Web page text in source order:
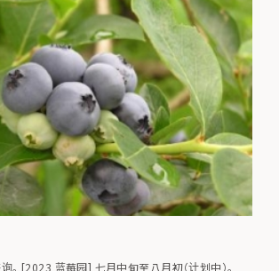
*请在出发前提前咨询。 [2023 蓝莓园] 七月中旬至八月初（计划中）。